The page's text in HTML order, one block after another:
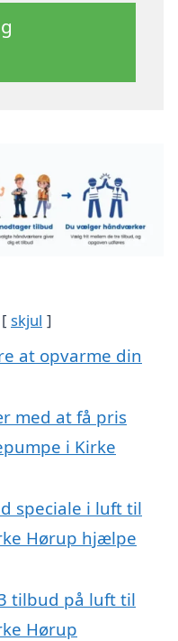
skjul
at opvarme din
med at få pris
i Kirke
speciale i luft til
Hørup hjælpe
tilbud på luft til
Hørup